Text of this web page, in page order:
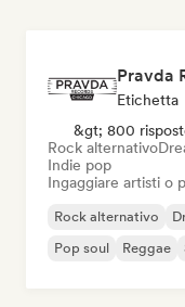
Pravda
Etichetta
&gt; 800
Rock alternativo
Indie pop
Ingaggiare artisti o
Rock alternativo
Pop soul
Reggae